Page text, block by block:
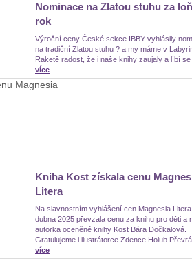
Nominace na Zlatou stuhu za
rok
Výroční ceny České sekce IBBY vyhlásily
na tradiční Zlatou stuhu ? a my máme v
Raketě radost, že i naše knihy zaujaly a líbí
více
Kniha Kost získala cenu
Litera
Na slavnostním vyhlášení cen Magnesia
dubna 2025 převzala cenu za knihu pro děti a
autorka oceněné knihy Kost Bára Dočkalová.
Gratulujeme i ilustrátorce Zdence Holub
více